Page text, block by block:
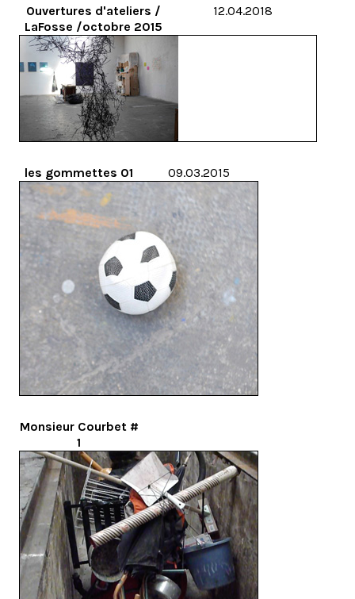
Ouvertures d'ateliers /
LaFosse /octobre 2015
12.04.2018
les gommettes 01 09.03.2015
Monsieur Courbet #
1